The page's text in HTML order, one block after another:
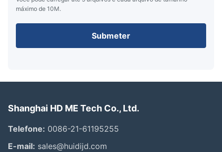
máximo de 10M.
Submeter
Shanghai HD ME Tech Co., Ltd.
Telefone: 0086-21-61195255
E-mail: sales@huidijd.com